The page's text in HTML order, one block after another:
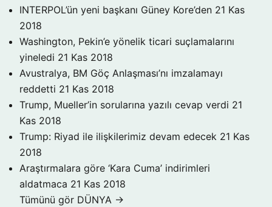
INTERPOL’ün yeni başkanı Güney Kore’den 21 Kas
2018
Washington, Pekin’e yönelik ticari suçlamalarını
yineledi 21 Kas 2018
Avustralya, BM Göç Anlaşması’nı imzalamayı
reddetti 21 Kas 2018
Trump, Mueller’in sorularına yazılı cevap verdi 21
Kas 2018
Trump: Riyad ile ilişkilerimiz devam edecek 21 Kas
2018
Araştırmalara göre ‘Kara Cuma’ indirimleri
aldatmaca 21 Kas 2018
Tümünü gör DÜNYA →